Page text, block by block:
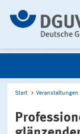
Start Veranstaltungen